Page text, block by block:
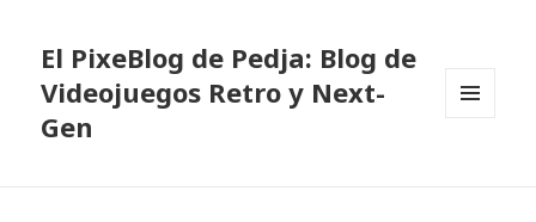
El PixeBlog de Pedja: Blog de
Videojuegos Retro y Next-
Gen